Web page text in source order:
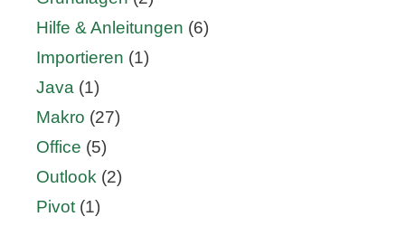
Hilfe & Anleitungen (6)
Importieren (1)
Java (1)
Makro (27)
Office (5)
Outlook (2)
Pivot (1)